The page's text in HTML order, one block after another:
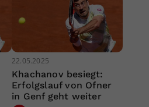
22.05.2025
Khachanov besiegt:
Erfolgslauf von Ofner
in Genf geht weiter